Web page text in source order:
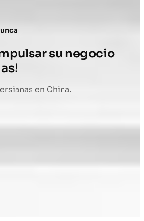
su negocio
en China.